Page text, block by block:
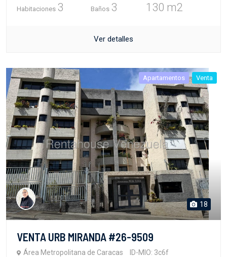
Habitaciones 3 Baños 3 130 m2
Ver detalles
Apartamentos Venta
18
VENTA URB MIRANDA #26-9509
Área Metropolitana de Caracas ID-MIO: 3c6f